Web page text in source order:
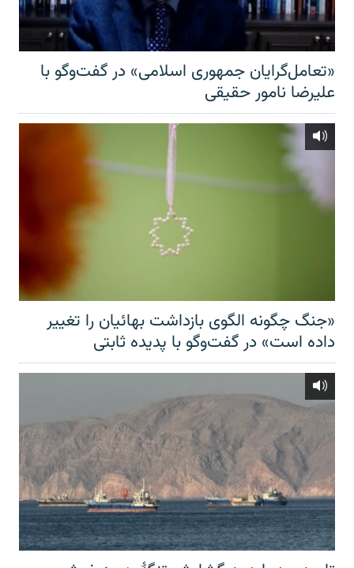
«تعامل‌گرایان جمهوری اسلامی» در گفت‌وگو با
علیرضا نامور حقیقی
«جنگ چگونه الگوی بازداشت بهائیان را تغییر
داده است» در گفت‌وگو با پدیده ثابتی